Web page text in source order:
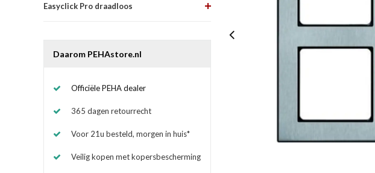
Easyclick Pro draadloos
Daarom PEHAstore.nl
Officiële PEHA dealer
365 dagen retourrecht
Voor 21u besteld, morgen in huis*
Veilig kopen met kopersbescherming